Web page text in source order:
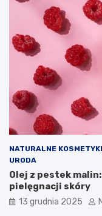
o
w
o
w
e
z
i
e
ć
(
P
P
c
w
a
r
t
o
NATURALNE KOSMETYKI
URODA
Olej z pestek
pielęgnacji skóry
13 grudnia 2025